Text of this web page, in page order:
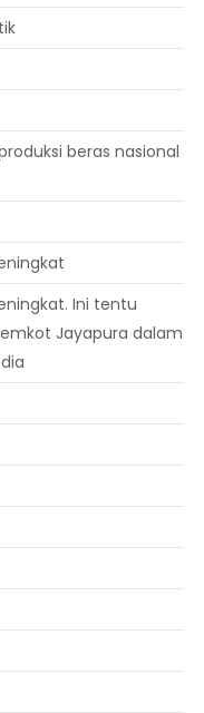
beras nasional
Ini tentu
Jayapura dalam